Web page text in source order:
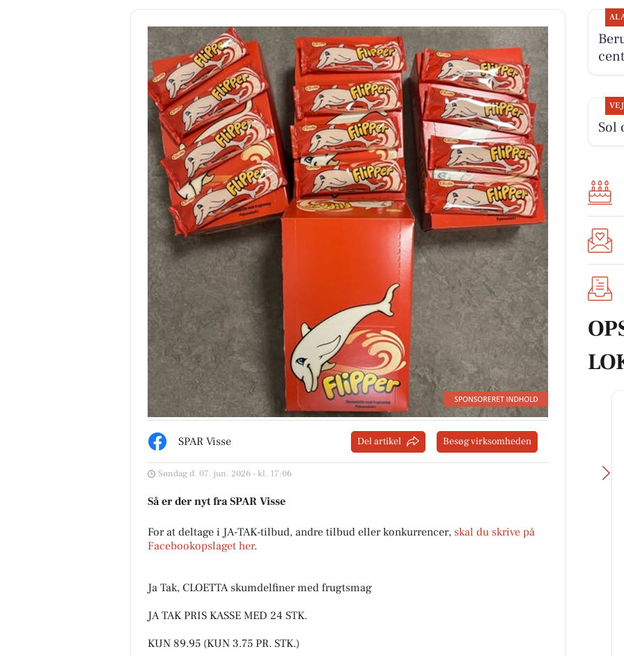
SPAR Visse Del artikel Besøg virksomheden
Søndag d. 07. jun. 2026 - kl. 17:06
Så er der nyt fra SPAR Visse
For at deltage i JA-TAK-tilbud, andre tilbud eller konkurrencer, skal du skrive på
Facebookopslaget her.
Ja Tak, CLOETTA skumdelfiner med frugtsmag
JA TAK PRIS KASSE MED 24 STK.
KUN 89.95 (KUN 3.75 PR. STK.)
Sol
FrAAderen - Kastetvej
🚨 Grundet en ond hveps og en
læbe, der tydeligvis reagerer
Åbn opslaget